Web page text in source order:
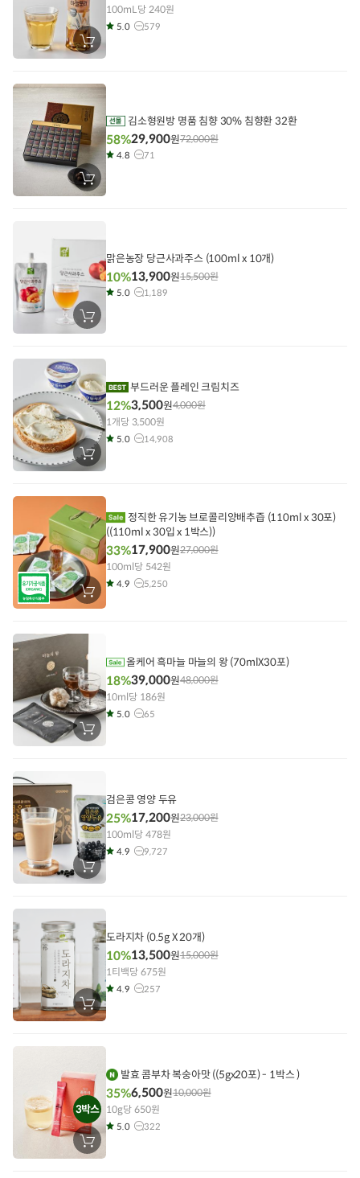
장
바
에
담
기
100mL당 240원
5.0 579
장
바
김소형원방 명품 침향 30% 침향환 32환
58%29,900원72,000원
4.8 71
장
바
에
담
기
맑은농장 당근사과주스 (100ml x 10개)
10%13,900원15,500원
5.0 1,189
장
바
에
담
기
부드러운 플레인 크림치즈
12%3,500원4,000원
1개당 3,500원
5.0 14,908
장
바
에
기
((110ml x 30입 x 1박스))
33%17,900원27,000원
100ml당 542원
4.9 5,250
장
바
기
올케어 흑마늘 마늘의 왕 (70mlX30포)
18%39,000원48,000원
10ml당 186원
5.0 65
장
바
에
담
기
검은콩 영양 두유
25%17,200원23,000원
100ml당 478원
4.9 9,727
장
바
에
도라지차 (0.5g X 20개)
10%13,500원15,000원
1티백당 675원
4.9 257
3박스
장
바
발효 콤부차 복숭아맛 ((5gx20포) - 1박스 )
35%6,500원10,000원
10g당 650원
5.0 322